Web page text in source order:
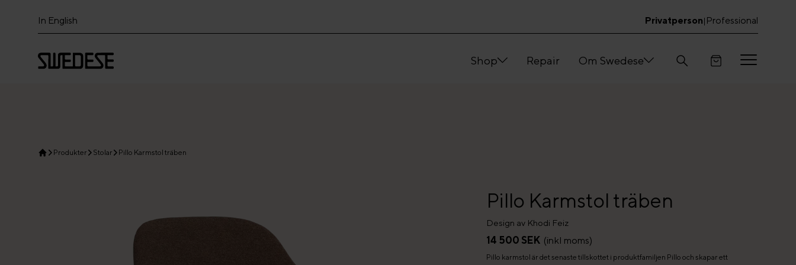
In English Privatperson| Professional
Shop Repair Om Swedese
Produkter Stolar Pillo Karmstol träben
Pillo Karmstol träben
Design av Khodi Feiz
14 500 SEK (inkl moms)
Pillo karmstol är det senaste tillskottet i produktfamiljen Pillo och skapar ett